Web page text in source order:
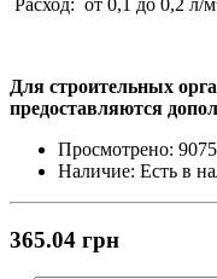
Расход: от 0,1 до 0,2 л/м
Для строительных
предоставляются
Просмотрено: 9075
Наличие: Есть в
365.04 грн